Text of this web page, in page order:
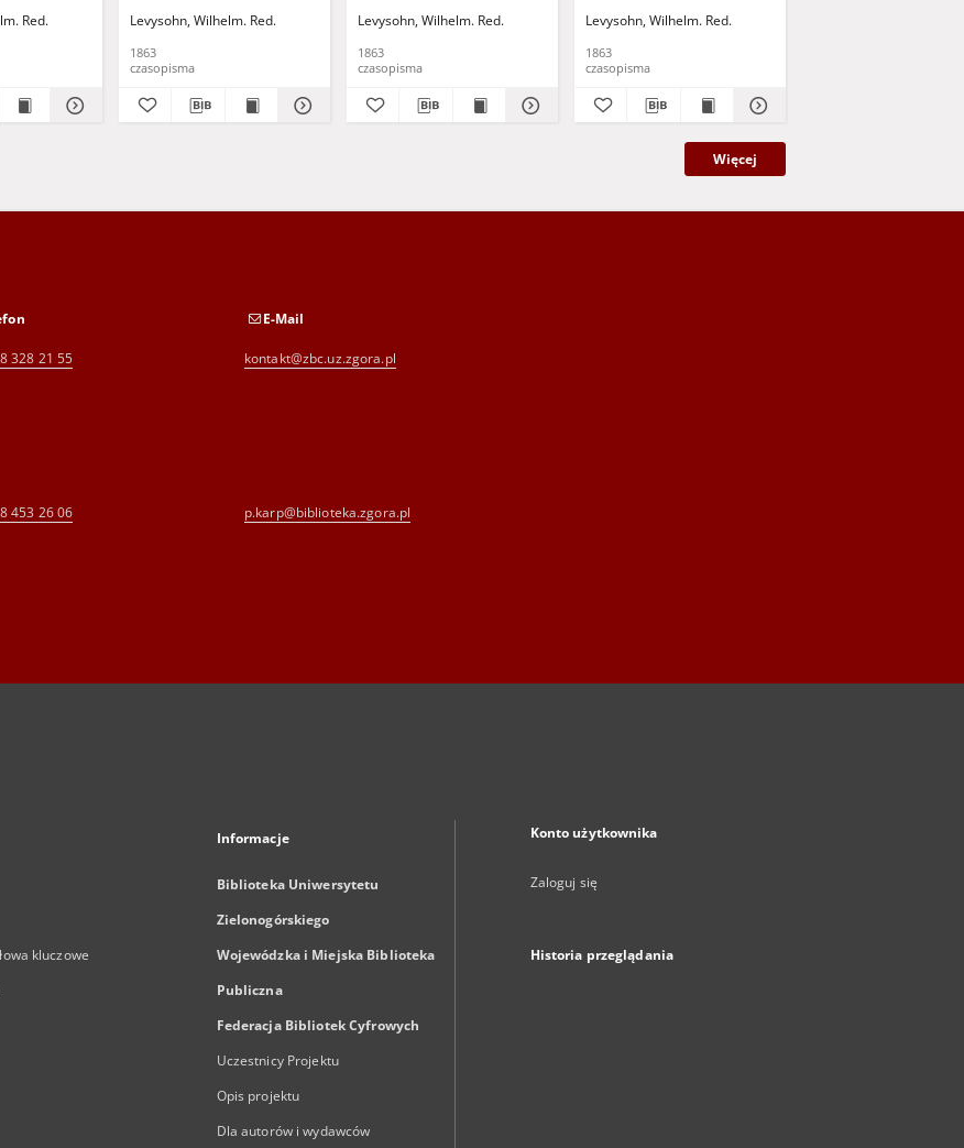
Red. Levysohn, Wilhelm. Red.
1863
czasopisma
Levysohn, Wilhelm. Red.
1863
czasopisma
Levysohn, Wilhelm. Red.
1863
czasopisma
Więcej
328 21 55
E-Mail
kontakt@zbc.uz.zgora.pl
453 26 06 p.karp@biblioteka.zgora.pl
kluczowe
Informacje
Biblioteka Uniwersytetu
Zielonogórskiego
Wojewódzka i Miejska Biblioteka
Publiczna
Federacja Bibliotek Cyfrowych
Uczestnicy Projektu
Opis projektu
Dla autorów i wydawców
Konto użytkownika
Zaloguj się
Historia przeglądania